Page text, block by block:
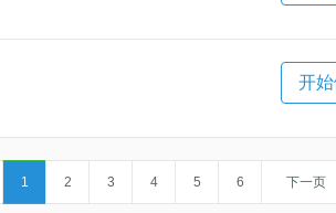
开
1 2 3 4 5 6 下一页